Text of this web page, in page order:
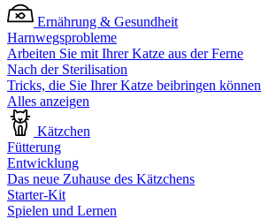
Ernährung & Gesundheit
Harnwegsprobleme
Arbeiten Sie mit Ihrer Katze aus der Ferne
Nach der Sterilisation
Tricks, die Sie Ihrer Katze beibringen können
Alles anzeigen
Kätzchen
Fütterung
Entwicklung
Das neue Zuhause des Kätzchens
Starter-Kit
Spielen und Lernen